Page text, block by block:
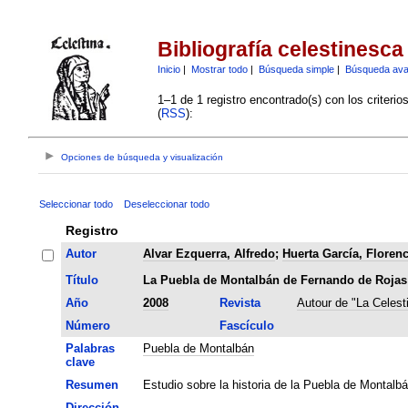
Bibliografía celestinesca
Inicio| Mostrar todo| Búsqueda simple| Búsqueda
1–1 de 1 registro encontrado(s) con los
(RSS):
Opciones de búsqueda y visualización
Seleccionar todo Deseleccionar todo
Registro
Autor Alvar Ezquerra, Alfredo; Huerta García,
Título
La Puebla de Montalbán de Fernando de Rojas
Año
2008 Revista
Autour de "La
Número
Fascículo
Palabras
clave
Puebla de Montalbán
Resumen
Estudio sobre la historia de la Puebla de